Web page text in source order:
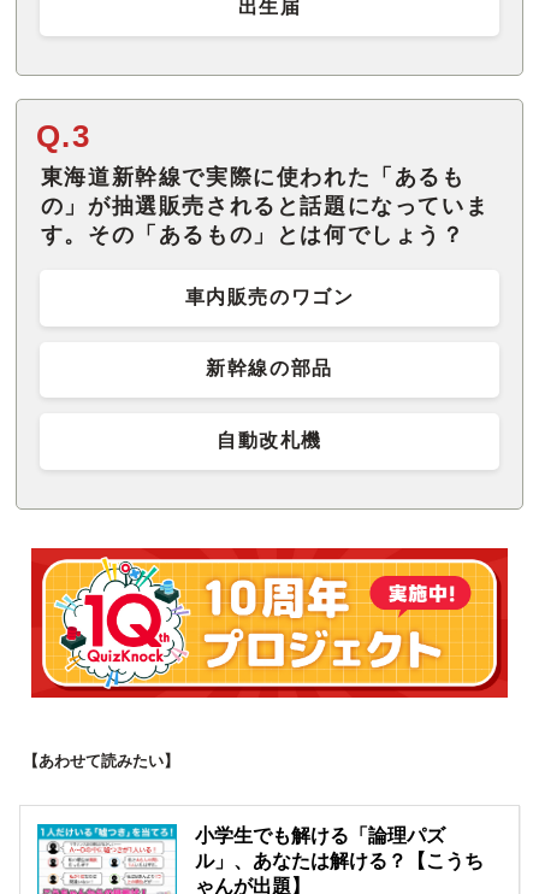
出生届
Q.3
東海道新幹線で実際に使われた「あるも
の」が抽選販売されると話題になっていま
す。その「あるもの」とは何でしょう？
車内販売のワゴン
新幹線の部品
自動改札機
【あわせて読みたい】
小学生でも解ける「論理パズ
ル」、あなたは解ける？【こうち
ゃんが出題】